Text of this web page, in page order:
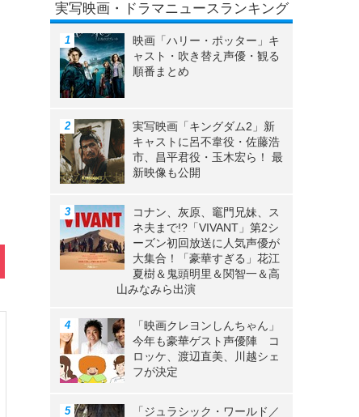
実写映画・ドラマニュースランキング
映画「ハリー・ポッター」キ
ャスト・吹き替え声優・観る
順番まとめ
実写映画「キングダム2」新
キャストに呂不韋役・佐藤浩
市、昌平君役・玉木宏ら！ 最
新映像も公開
コナン、灰原、竈門兄妹、ス
ネ夫まで!?「VIVANT」第2シ
ーズン初回放送に人気声優が
大集合！「豪華すぎる」花江
夏樹＆鬼頭明里＆関智一＆高
山みなみら出演
「映画クレヨンしんちゃん」
今年も豪華ゲスト声優陣 コ
ロッケ、渡辺直美、川越シェ
フが決定
「ジュラシック・ワールド／